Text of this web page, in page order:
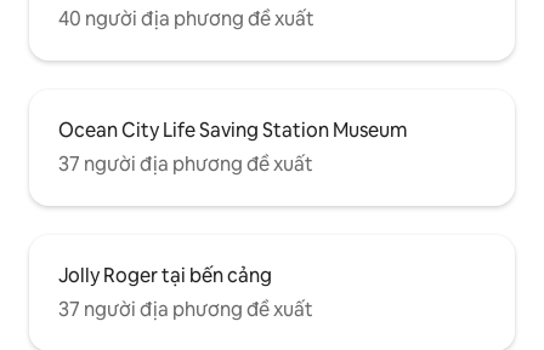
40 người địa phương đề xuất
Ocean City Life Saving Station Museum
37 người địa phương đề xuất
Jolly Roger tại bến cảng
37 người địa phương đề xuất